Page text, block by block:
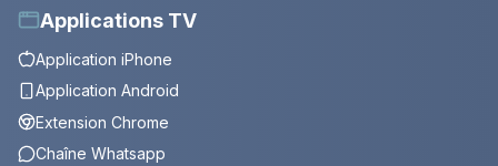
Applications TV
Application iPhone
Application Android
Extension Chrome
Chaîne Whatsapp